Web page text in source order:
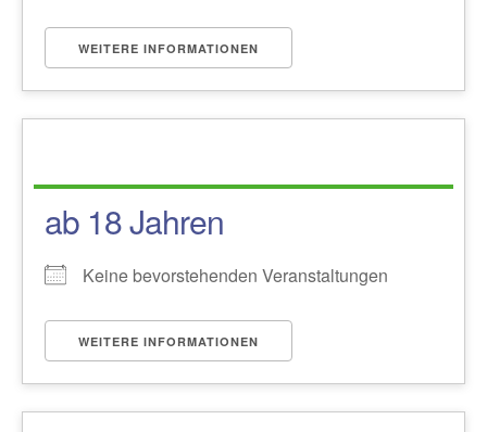
WEITERE INFORMATIONEN
ab 18 Jahren
Keine bevorstehenden Veranstaltungen
WEITERE INFORMATIONEN